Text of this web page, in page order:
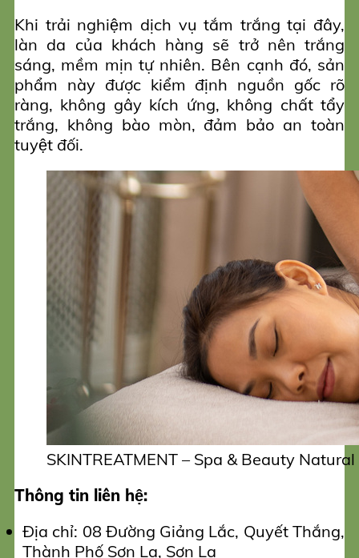
Khi trải nghiệm dịch vụ tắm trắng tại đây,
làn da của khách hàng sẽ trở nên trắng
sáng, mềm mịn tự nhiên. Bên cạnh đó, sản
phẩm này được kiểm định nguồn gốc rõ
ràng, không gây kích ứng, không chất tẩy
trắng, không bào mòn, đảm bảo an toàn
tuyệt đối.
SKINTREATMENT – Spa & Beauty
Thông tin liên hệ:
Địa chỉ: 08 Đường Giảng Lắc, Quyết Thắng,
Thành Phố Sơn La, Sơn La